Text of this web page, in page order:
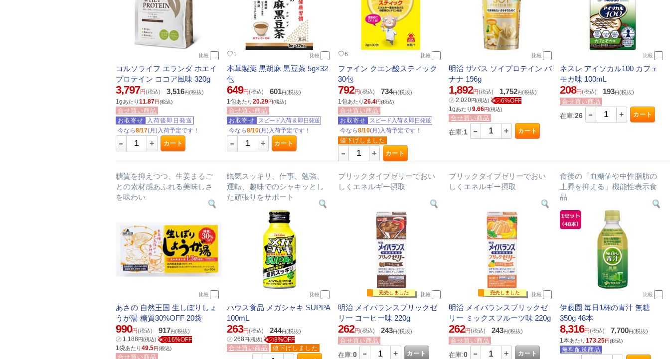
比較
コルソライフ エランダ ホエイ
プロテイン ココア風味 320g
3,797円(税込) 3,516円(税抜)
1gあたり11.87円(税込)
合せ買い商品
お取寄せ
入荷後即日発送
今なら8/17(月)入荷予定です！
- + カート
♡1 比較
本草製薬 黒胡麻 黒豆茶 5g×32
包
649円(税込) 601円(税抜)
1包あたり20.29円(税込)
合せ買い商品
お取寄せ
スピード入荷 & 即日発送
今なら8/10(月)入荷予定です！
- + カート
♡6 比較
ファイン クエン酸スティック
30包
792円(税込) 734円(税抜)
1包あたり26.4円(税込)
合せ買い商品
お取寄せ
スピード入荷 & 即日発送
今なら8/10(月)入荷予定です！
値下げしました
- + カート
比較
明治 ザバス ソイプロテイン バ
ナナ 196g
1,892円(税込) 1,752円(税抜)
㋱2,020円(税込) ㋱6%OFF
1gあたり9.66円(税込)
合せ買い商品
在庫:1 - + カート
比較
ネスレ アイソカル100 カフェ
モカ味 100mL
208円(税込) 193円(税抜)
合せ買い商品
在庫:26 - + カート
糖質を抑えつつ、生姜まるご
との素材感あふれる美味しさ
を味わい
比較
あさの 自然王国 生しぼりしょ
うが湯 糖質30%OFF 20袋
990円(税込) 917円(税抜)
㋱ 1,188円(税込) ㋱16%OFF
1袋あたり49.5円(税込)
合せ買い商品
眠気スッキリ、仕事、勉強、
運転、趣味でのシャキッとし
た頑張りをサポート
比較
ハウス食品 メガシャキ SUPPA
100mL
263円(税込) 244円(税抜)
㋱268円(税抜) ㋱8%OFF
合せ買い商品
値下げしました
ブリックタイプゼリーでおい
しくエネルギー摂取
完売しました 比較
明治 メイバランスブリックゼ
リー コーヒー味 220g
262円(税込) 243円(税抜)
合せ買い商品
在庫:0 - + カート
ブリックタイプゼリーでおい
しくエネルギー摂取
完売しました 比較
明治 メイバランスブリックゼ
リー ミックスフルーツ味 220g
262円(税込) 243円(税抜)
合せ買い商品
在庫:0 - + カート
食後の「血糖値や中性脂肪の
上昇を抑える」機能性表示食
品
比較
伊藤園 毎日1杯の青汁 無糖
350g 48本
8,316円(税込) 7,700円(税抜)
1本あたり173.25円(税込)
無料配送商品